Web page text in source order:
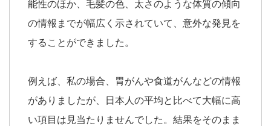
能性のほか、毛髪の色、太さのような体質の傾向
の情報までが幅広く示されていて、意外な発見を
することができました。
例えば、私の場合、胃がんや食道がんなどの情報
がありましたが、日本人の平均と比べて大幅に高
い項目は見当たりませんでした。結果をそのまま